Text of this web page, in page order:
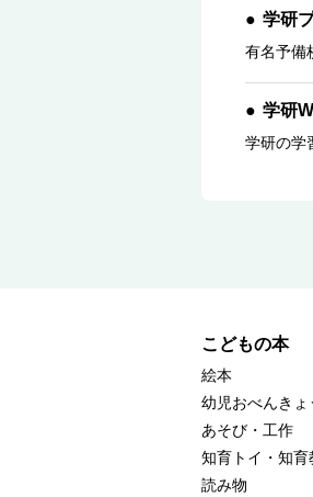
学研
有名予備
学研
学研の学
こどもの本
絵本
幼児おべんきょ
あそび・工作
知育トイ・知育
読み物